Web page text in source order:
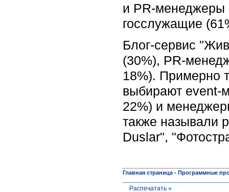
и PR-менеджеры
госслужащие
Блог-сервис
(30%), PR-
18%). Примерно
выбирают event-
22%) и
также называли
Duslar",
Главная страница - Программные
Распечатать »